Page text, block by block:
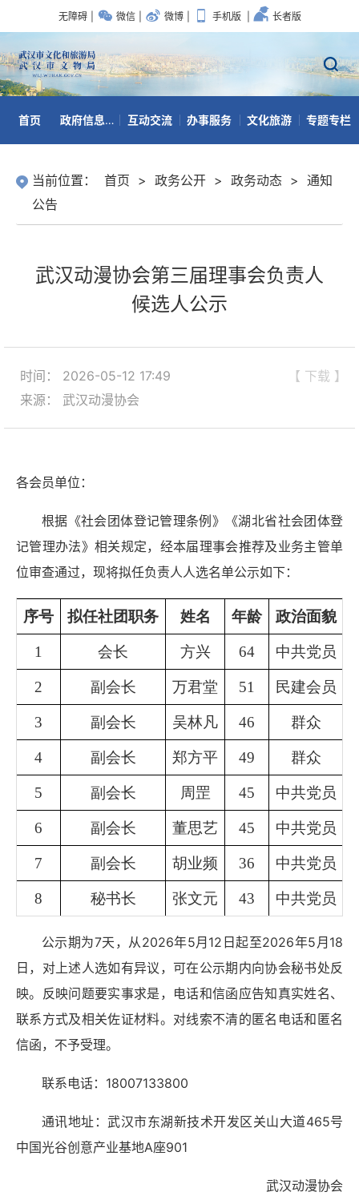
无障碍 微信 微博 手机版 长者版
首页 政府信息公开 互动交流 办事服务 文化旅游 专题专栏
当前位置： 首页 > 政务公开 > 政务动态 > 通知
公告
武汉动漫协会第三届理事会负责人
候选人公示
【 下载 】
时间： 2026-05-12 17:49
来源： 武汉动漫协会
各会员单位：
根据《社会团体登记管理条例》《湖北省社会团体登
记管理办法》相关规定，经本届理事会推荐及业务主管单
位审查通过，现将拟任负责人人选名单公示如下：
序号 拟任社团职务 姓名 年龄 政治面貌
1 会长 方兴 64 中共党员
2 副会长 万君堂 51 民建会员
3 副会长 吴林凡 46 群众
4 副会长 郑方平 49 群众
5 副会长 周罡 45 中共党员
6 副会长 董思艺 45 中共党员
7 副会长 胡业频 36 中共党员
8 秘书长 张文元 43 中共党员
公示期为7天，从2026年5月12日起至2026年5月18
日，对上述人选如有异议，可在公示期内向协会秘书处反
映。反映问题要实事求是，电话和信函应告知真实姓名、
联系方式及相关佐证材料。对线索不清的匿名电话和匿名
信函，不予受理。
联系电话：18007133800
通讯地址：武汉市东湖新技术开发区关山大道465号
中国光谷创意产业基地A座901
武汉动漫协会